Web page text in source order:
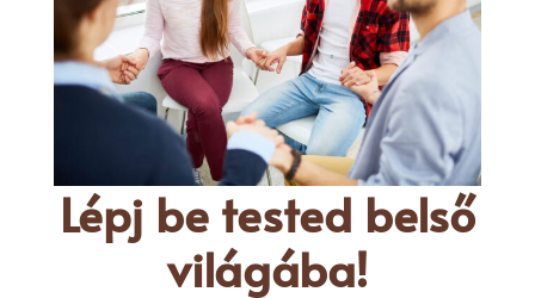
Lépj be tested belső
világába!